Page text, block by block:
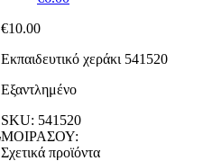
€10.00
Εκπαιδευτικό χεράκι 541520
Εξαντλημένο
SKU: 541520
ΜΟΙΡΑΣΟΥ:
Σχετικά προϊόντα